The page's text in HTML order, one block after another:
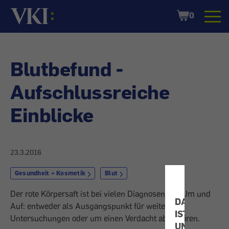
IST
UNS
Startseite
Shopping
Cart
0
Blutbefund -
Aufschlussreiche
Einblicke
23.3.2016
Gesundheit + Kosmetik Blut
Der rote Körpersaft ist bei vielen Diagnosen das Um und
Auf: entweder als Ausgangspunkt für weitere
Untersuchungen oder um einen Verdacht abzuklären.